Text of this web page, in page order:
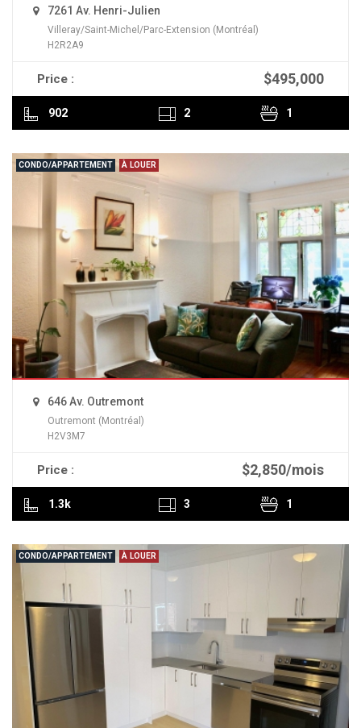
7261 Av. Henri-Julien
Villeray/Saint-Michel/Parc-Extension (Montréal)
H2R2A9
Price : $495,000
902 2 1
CONDO/APPARTEMENT À LOUER
646 Av. Outremont
Outremont (Montréal)
H2V3M7
Price : $2,850/mois
1.3k 3 1
CONDO/APPARTEMENT À LOUER